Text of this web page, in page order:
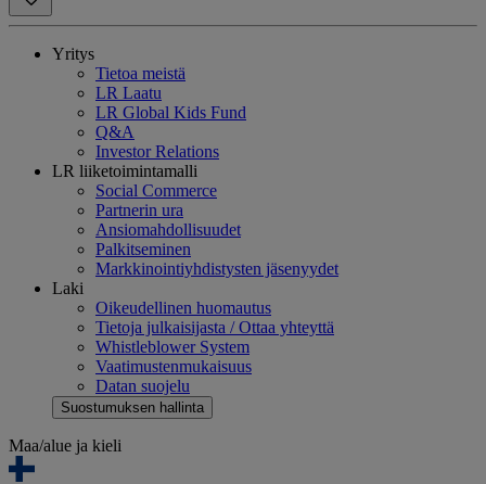
Yritys
Tietoa meistä
LR Laatu
LR Global Kids Fund
Q&A
Investor Relations
LR liiketoimintamalli
Social Commerce
Partnerin ura
Ansiomahdollisuudet
Palkitseminen
Markkinointiyhdistysten jäsenyydet
Laki
Oikeudellinen huomautus
Tietoja julkaisijasta / Ottaa yhteyttä
Whistleblower System
Vaatimustenmukaisuus
Datan suojelu
Suostumuksen hallinta
Maa/alue ja kieli